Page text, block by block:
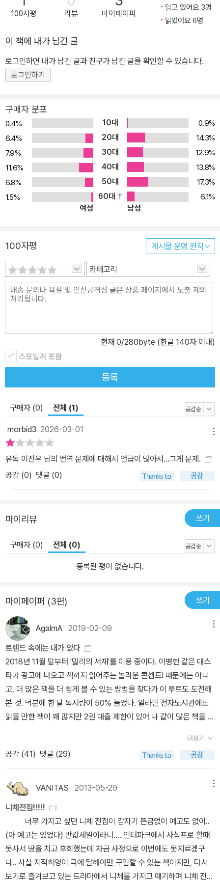
써 신의 사망에서 지상의 의의를 말하고, 영원회귀에 의하여 긍정적
인 생의 최고 형식을 보임은 물론 초인의 이상을 설파했다. 이 외에
《선악의 피안》(1886) 《도덕의 계보학》(1887)에 이어 《권력에의
의지》를 장기간 준비했으나 정신이상이 일어나 미완으로 끝났다. 니
체는 1889년 1월 3일 이탈리아의 토리노에서 발작을 일으킨 뒤부터
어머니와 함께 예나에서 거주했다. 어머니가 죽자 여동생 엘리자베트
죽었다.
100자평 리뷰 마이페이퍼
읽고 있어요 3명
읽었어요 6명
이 책에 내가 남긴 글
로그인하면 내가 남긴 글과 친구가 남긴 글을 확인할 수 있습니다.
로그인하기
구매자 분포
0.4% 10대
0.9%
6.4%
20대
14.3%
7.9%
30대
12.9%
11.6%
40대
13.8%
6.8%
50대
17.3%
1.5%
60대
6.1%
여성
남성
100자평 게시물 운영 원칙
카테고리
현재 0/280byte (한글 140자 이내)
스포일러 포함
등록
구매자 (0) 전체 (1)
morbid3 2026-03-01
유독 이진우 님의 번역 문제에 대해서 언급이 많아서...그게 문제.
공감 (0) 댓글 (0)
마이리뷰 쓰기
구매자 (0) 전체 (0)
등록된 평이 없습니다.
마이페이퍼 (3편) 쓰기
AgalmA 2019-02-09
트렌드 속에는 내가 있다
2018년 11월 말부터 '밀리의 서재'를 이용 중이다. 이병헌 같은 대스
타가 광고에 나오고 책까지 읽어주는 놀라운 콘셉트! 때문에는 아니
고, 더 많은 책을 더 쉽게 볼 수 있는 방법을 찾다가 이 루트도 도전해
본 것. 덕분에 한 달 독서량이 50% 늘었다. 알라딘 전자도서관에도
읽을 만한 책이 꽤 많지만 2권 대출 제한이 있어 나 같이 많은 책을 병
꺼번에 대출해서 볼 수 있다. 또 알라딘 전자도서관은 본투리드 알라
딘 신한카드 이용자, 크레마 구매자만 볼 수 있는 좁은 플랫폼인 거 같
아 답답하고 아깝다.이 글은 '밀리의 서재'를 광고하기 위해 쓴 게 아
니다. '밀리의 서재'나 '예스24 북클럽'을 이용하다 보니 알라딘이 이
분야에 더 관심을 기울여야 하는 게 아닌가 싶어서 건의 & 조언으로
올린 거다. 알라딘의 프로슈머로서ㅎㅎ;;김난도 外 『트렌드 코리아 2
019』에서도 말하고 있지만 요즘 사업의 가장 중요한 부분인 '콘셉
트'를 알라딘이 '굿즈'로 잡고, 지금의 '굿즈' 시류에 너무 집중하고 있
는 거 아닌가 싶다. 커피 사업은 잘 추진하신 거 같지만. 예쁘고 쓸모
없는 쓰레기(흑흑, 이렇게 말하기 싫은데; 『트렌드 코리아 2019』에
더보기
공감 (41) 댓글 (29)
VANITAS 2013-05-29
니체전집!!!!!
너무 가지고 싶던 니체 전집이 갑자기 뜬금없이 예고도 없이..
(아 예고는 있었다) 반값세일이라니.... 인터파크에서 사십프로 할때
못사서 땅을 치고 후회했는데 자금 사정으로 이번에도 못지르겠구
나.. 사실 지적허영이 극에 달해야만 구입할 수 있는 책이지만, 다시
보기로 즐겨보고 있는 드라마에서 니체를 가지고 얘기하며 니체 전집